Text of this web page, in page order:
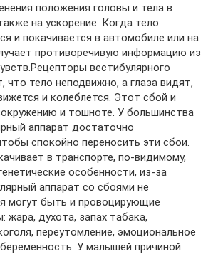
положения головы и тела в
на ускорение. Когда тело
и покачивается в автомобиле или на
противоречивую информацию из
вестибулярного
что тело неподвижно, а глаза видят,
и колеблется. Этот сбой и
и тошноте. У большинства
аппарат достаточно
спокойно переносить эти сбои.
в транспорте, по-видимому,
особенности, из-за
аппарат со сбоями не
могут быть и провоцирующие
жара, духота, запах табака,
переутомление, эмоциональное
У малышей причиной